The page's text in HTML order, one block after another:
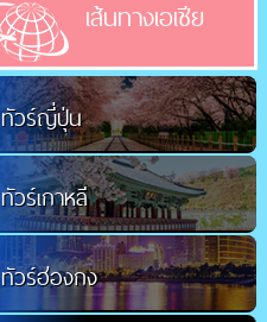
เส้นทางเอเชีย
ทัวร์ญี่ปุ่น
ทัวร์เกาหลี
ทัวร์ฮ่องกง